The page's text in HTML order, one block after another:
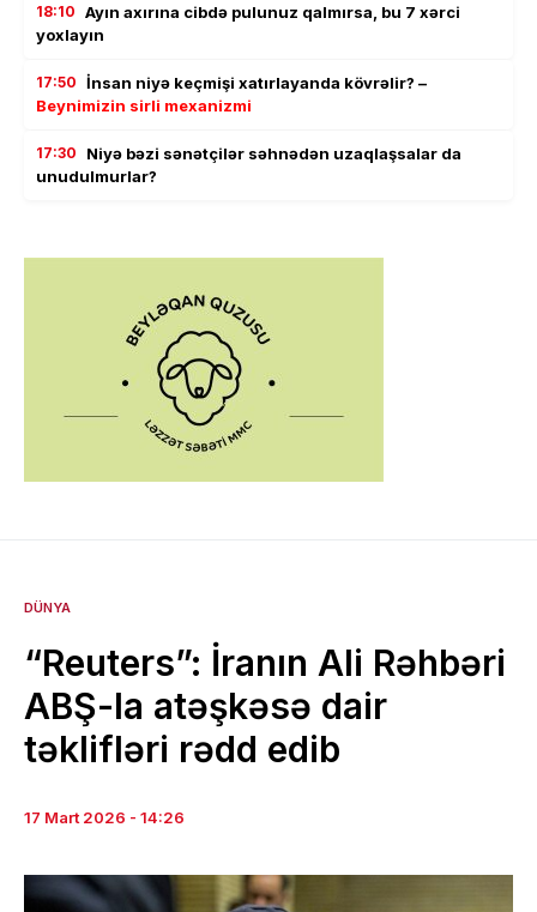
18:10 Ayın axırına cibdə pulunuz qalmırsa, bu 7 xərci
yoxlayın
17:50 İnsan niyə keçmişi xatırlayanda kövrəlir? –
Beynimizin sirli mexanizmi
17:30
Niyə bəzi sənətçilər səhnədən uzaqlaşsalar da
unudulmurlar?
DÜNYA
“Reuters”: İranın Ali Rəhbəri
ABŞ-la atəşkəsə dair
təklifləri rədd edib
17 Mart 2026 - 14:26